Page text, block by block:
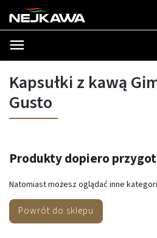
Kapsułki z kawą
Gusto
Produkty dopiero
Natomiast możesz oglądać inne
Powrót do sklepu